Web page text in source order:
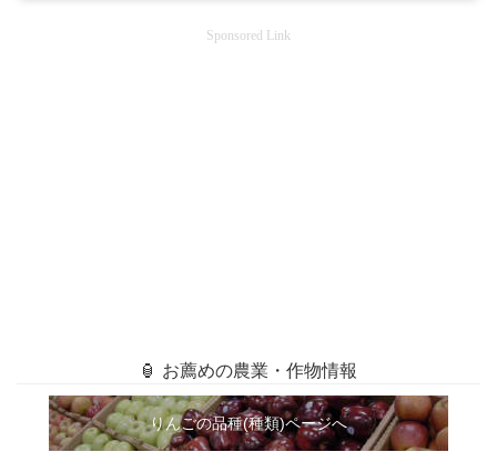
Sponsored Link
🏮 お薦めの農業・作物情報
りんごの品種(種類)ページへ